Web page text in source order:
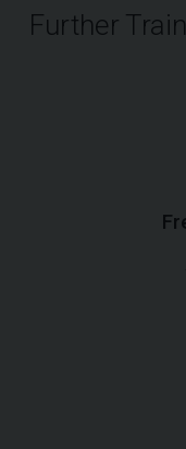
Further